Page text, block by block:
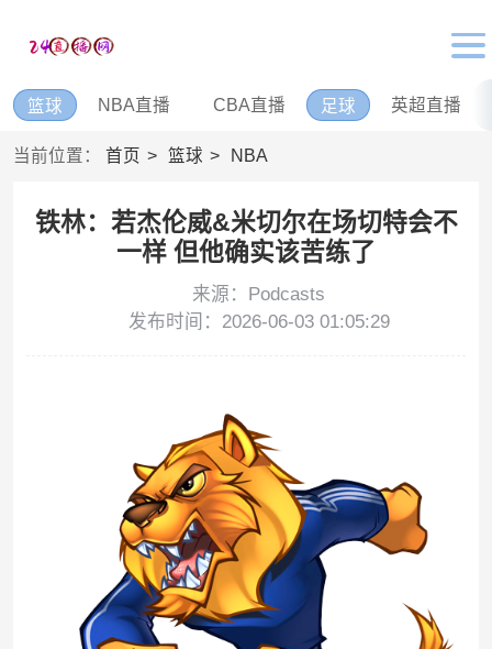
篮球 NBA直播 CBA直播 足球 英超直播
当前位置： 首页 篮球 NBA
铁林：若杰伦威&米切尔在场切特会不
一样 但他确实该苦练了
来源：Podcasts
发布时间：2026-06-03 01:05:29